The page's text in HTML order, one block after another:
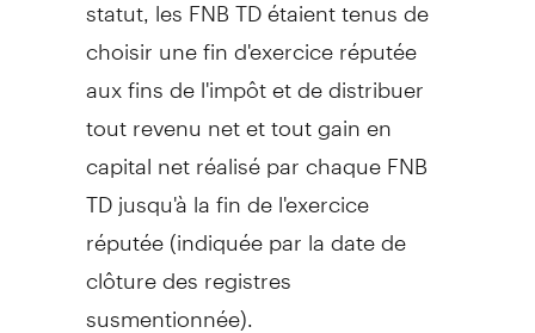
choisir une fin d'exercice réputée
aux fins de l'impôt et de distribuer
tout revenu net et tout gain en
capital net réalisé par chaque FNB
TD jusqu'à la fin de l'exercice
réputée (indiquée par la date de
clôture des registres
susmentionnée).